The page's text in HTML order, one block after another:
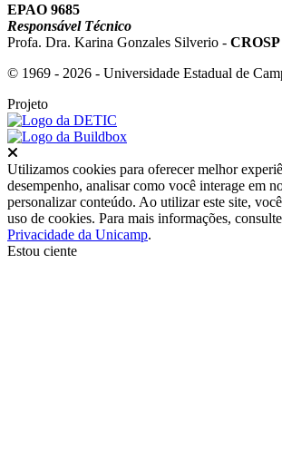
EPAO 9685
Responsável Técnico
Profa. Dra. Karina Gonzales Silverio - CROSP
© 1969 - 2026 - Universidade Estadual de
Projeto
Utilizamos cookies para oferecer melhor
desempenho, analisar como você interage em
personalizar conteúdo. Ao utilizar este site,
uso de cookies. Para mais informações,
Privacidade da Unicamp.
Estou ciente